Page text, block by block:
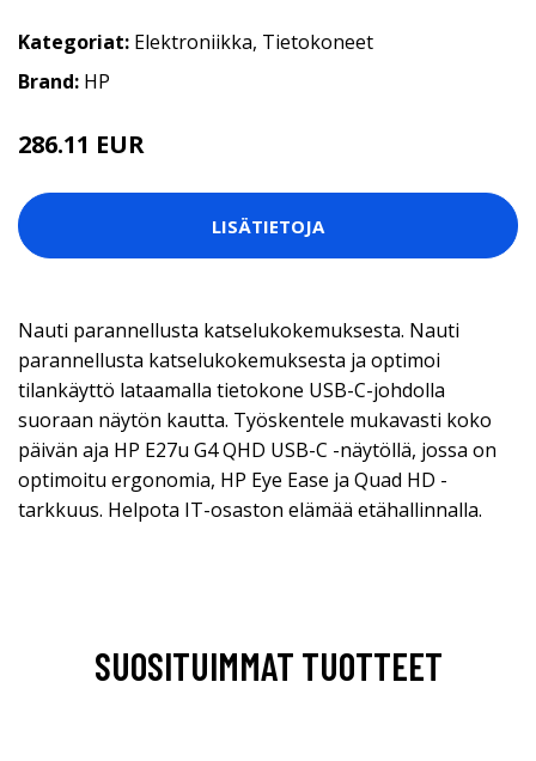
Kategoriat: Elektroniikka, Tietokoneet
Brand: HP
286.11 EUR
LISÄTIETOJA
Nauti parannellusta katselukokemuksesta. Nauti
parannellusta katselukokemuksesta ja optimoi
tilankäyttö lataamalla tietokone USB-C-johdolla
suoraan näytön kautta. Työskentele mukavasti koko
päivän aja HP E27u G4 QHD USB-C -näytöllä, jossa on
optimoitu ergonomia, HP Eye Ease ja Quad HD -
tarkkuus. Helpota IT-osaston elämää etähallinnalla.
SUOSITUIMMAT TUOTTEET